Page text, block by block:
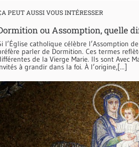
PEUT AUSSI VOUS INTÉRESSER
ou Assomption, quelle
l’Église catholique célèbre l’Assomption
parler de Dormition. Ces termes
de la Vierge Marie. Ils sont Avec
à grandir dans la foi. À l’origine,[...]